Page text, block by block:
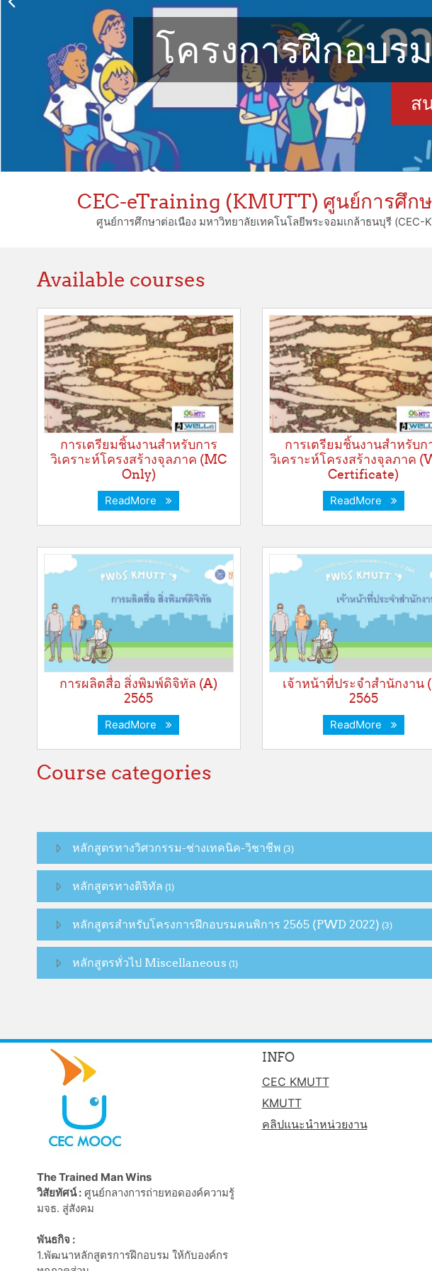
โครงการฝึกอบร
ส
CEC-eTraining (KMUTT) ศูนย์การศึก
ศูนย์การศึกษาต่อเนือง มหาวิทยาลัยเทคโนโลยีพระจอมเกล้าธนบุรี
Available courses
การเตรียมชิ้นงานสำหรับการ
วิเคราะห์โครงสร้างจุลภาค (MC
Only)
ReadMore
การเตรียมชิ้นงานสำหรับก
วิเคราะห์โครงสร้างจุลภาค
Certificate)
ReadMore
การผลิตสื่อ สิ่งพิมพ์ดิจิทัล (A)
2565
ReadMore
เจ้าหน้าที่ประจำสำนักงาน
2565
ReadMore
Course categories
หลักสูตรทางวิศวกรรม-ช่างเทคนิค-วิชาชีพ (3)
หลักสูตรทางดิจิทัล (1)
หลักสูตรสำหรับโครงการฝึกอบรมคนพิการ 2565 (PWD 2022) (3)
หลักสูตรทั่วไป Miscellaneous (1)
The Trained Man Wins
วิสัยทัศน์ : ศูนย์กลางการถ่ายทอดองค์ความรู้
มจธ. สู่สังคม
พันธกิจ :
1.พัฒนาหลักสูตรการฝึกอบรม ให้กับองค์กร
INFO
CEC KMUTT
KMUTT
คลิปแนะนำหน่วยงาน